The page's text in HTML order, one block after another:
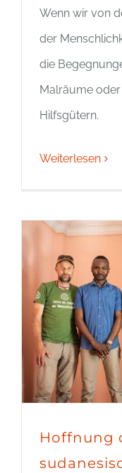
Wenn wir von
der
die
Malräume
Hilfsgütern.
Weiterlesen
Hoffnung